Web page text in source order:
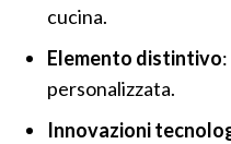
cucina.
Elemento distintivo
personalizzata.
Innovazioni